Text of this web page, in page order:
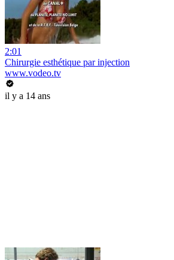
2:01
Chirurgie esthétique par injection
www.vodeo.tv
il y a 14 ans